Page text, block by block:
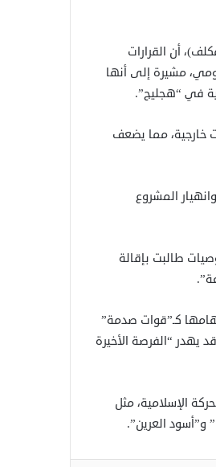
(المكلف)، أن القرارات
مشيرة إلى أنها
في “هجليج”.
خارجية، مما يضعف
المشروع
طالبت بإقالة
كـ”قوات صدمة”
يهدر “الفرصة الأخيرة
الإسلامية، مثل
و”أسود العرين”.